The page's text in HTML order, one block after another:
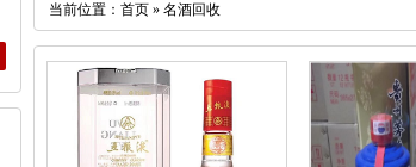
当前位置： 首页 » 名酒回收